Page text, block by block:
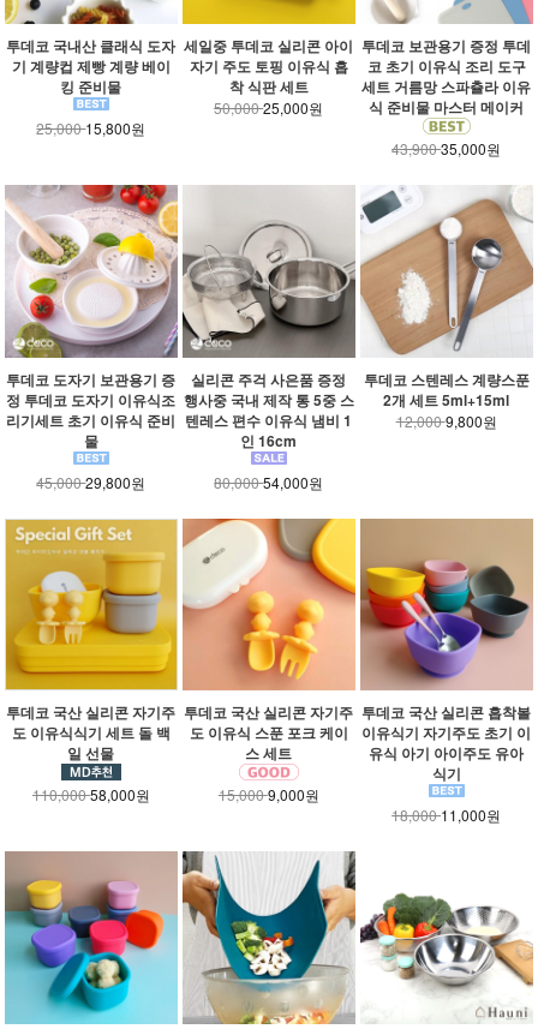
투데코 국내산 클래식 도자
기 계량컵 제빵 계량 베이
킹 준비물
25,00015,800원
세일중 투데코 실리콘 아이
자기 주도 토핑 이유식 흡
착 식판 세트
50,00025,000원
투데코 보관용기 증정 투데
코 초기 이유식 조리 도구
세트 거름망 스파츌라 이유
식 준비물 마스터 메이커
43,90035,000원
투데코 도자기 보관용기 증
정 투데코 도자기 이유식조
리기세트 초기 이유식 준비
물
45,00029,800원
실리콘 주걱 사은품 증정
행사중 국내 제작 통 5중 스
텐레스 편수 이유식 냄비 1
인 16cm
80,00054,000원
투데코 스텐레스 계량스푼
2개 세트 5ml+15ml
12,0009,800원
투데코 국산 실리콘 자기주
도 이유식식기 세트 돌 백
일 선물
110,00058,000원
투데코 국산 실리콘 자기주
도 이유식 스푼 포크 케이
스 세트
15,0009,000원
투데코 국산 실리콘 흡착볼
이유식기 자기주도 초기 이
유식 아기 아이주도 유아
식기
18,00011,000원